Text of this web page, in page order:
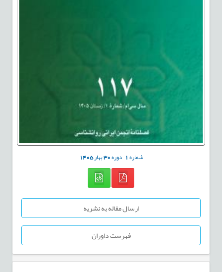
شماره1 دوره30بهار1405
ارسال مقاله به نشریه
فهرست داوران